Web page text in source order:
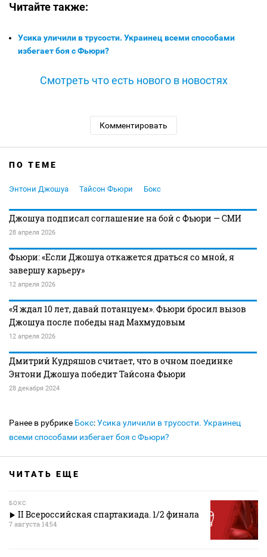
Читайте также:
Усика уличили в трусости. Украинец всеми способами
избегает боя с Фьюри?
Смотреть что есть нового в новостях
Комментировать
ПО ТЕМЕ
Энтони Джошуа Тайсон Фьюри Бокс
Джошуа подписал соглашение на бой с Фьюри — СМИ
28 апреля 2026
Фьюри: «Если Джошуа откажется драться со мной, я
завершу карьеру»
12 апреля 2026
«Я ждал 10 лет, давай потанцуем». Фьюри бросил вызов
Джошуа после победы над Махмудовым
12 апреля 2026
Дмитрий Кудряшов считает, что в очном поединке
Энтони Джошуа победит Тайсона Фьюри
28 декабря 2024
Ранее в рубрике Бокс:Усика уличили в трусости. Украинец
всеми способами избегает боя с Фьюри?
ЧИТАТЬ ЕЩЕ
БОКС
II Всероссийская спартакиада. 1/2 финала
7 августа 14:54